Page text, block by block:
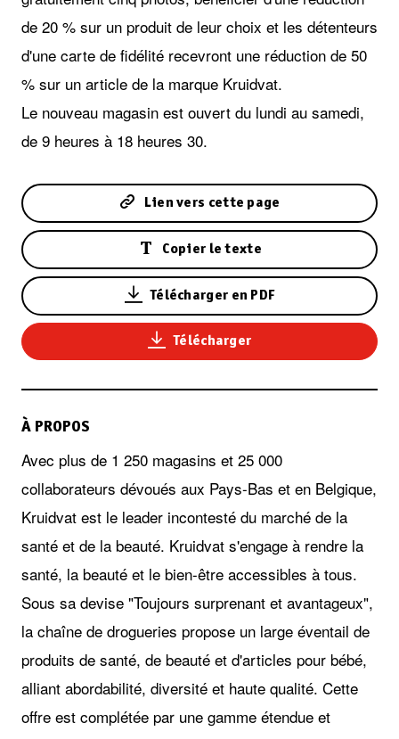
de 20 % sur un produit de leur choix et les détenteurs
d'une carte de fidélité recevront une réduction de 50
% sur un article de la marque Kruidvat.
Le nouveau magasin est ouvert du lundi au samedi,
de 9 heures à 18 heures 30.
Lien vers cette page
Copier le texte
Télécharger en PDF
Télécharger
À PROPOS
Avec plus de 1 250 magasins et 25 000
collaborateurs dévoués aux Pays-Bas et en Belgique,
Kruidvat est le leader incontesté du marché de la
santé et de la beauté. Kruidvat s'engage à rendre la
santé, la beauté et le bien-être accessibles à tous.
Sous sa devise "Toujours surprenant et avantageux",
la chaîne de drogueries propose un large éventail de
produits de santé, de beauté et d'articles pour bébé,
alliant abordabilité, diversité et haute qualité. Cette
offre est complétée par une gamme étendue et